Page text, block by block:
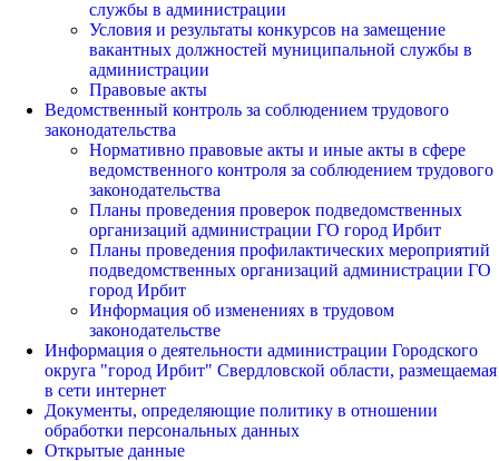
службы в администрации
Условия и результаты конкурсов на замещение
вакантных должностей муниципальной службы в
администрации
Правовые акты
Ведомственный контроль за соблюдением трудового
законодательства
Нормативно правовые акты и иные акты в сфере
ведомственного контроля за соблюдением трудового
законодательства
Планы проведения проверок подведомственных
организаций администрации ГО город Ирбит
Планы проведения профилактических мероприятий
подведомственных организаций администрации ГО
город Ирбит
Информация об изменениях в трудовом
законодательстве
Информация о деятельности администрации Городского
округа "город Ирбит" Свердловской области, размещаемая
в сети интернет
Документы, определяющие политику в отношении
обработки персональных данных
Открытые данные